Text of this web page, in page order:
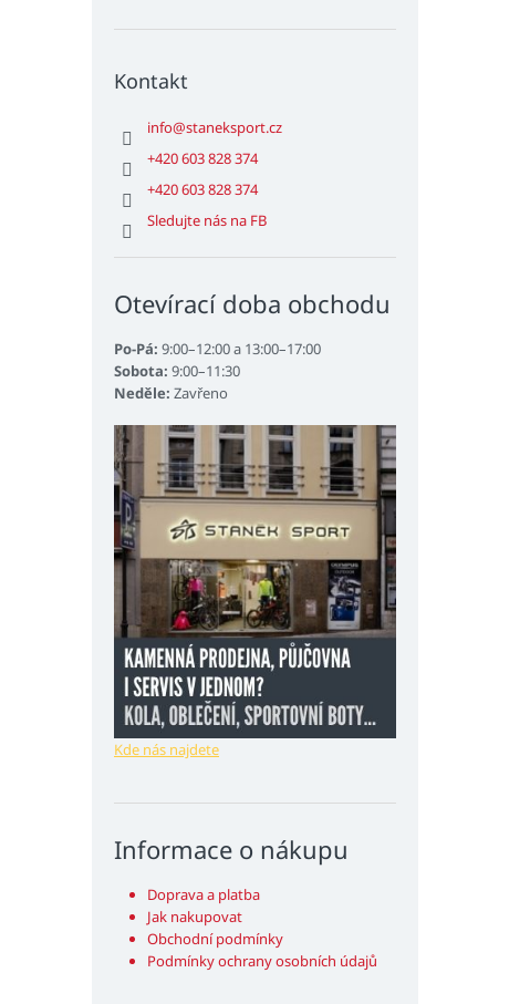
Kontakt
info@staneksport.cz
+420 603 828 374
+420 603 828 374
Sledujte nás na FB
Otevírací doba obchodu
Po-Pá: 9:00–12:00 a 13:00–17:00
Sobota: 9:00–11:30
Neděle: Zavřeno
Kde nás najdete
Informace o nákupu
Doprava a platba
Jak nakupovat
Obchodní podmínky
Podmínky ochrany osobních údajů